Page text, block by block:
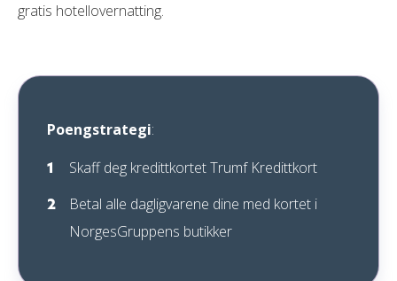
gratis hotellovernatting.
Poengstrategi:
Skaff deg kredittkortet Trumf Kredittkort
Betal alle dagligvarene dine med kortet i
NorgesGruppens butikker